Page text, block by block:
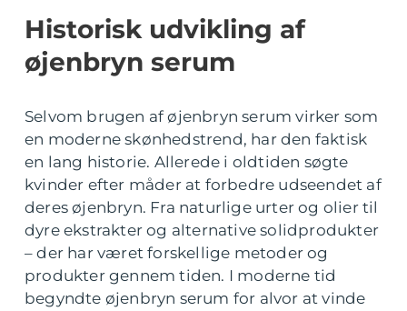
Historisk udvikling af
øjenbryn serum
Selvom brugen af øjenbryn serum virker som
en moderne skønhedstrend, har den faktisk
en lang historie. Allerede i oldtiden søgte
kvinder efter måder at forbedre udseendet af
deres øjenbryn. Fra naturlige urter og olier til
dyre ekstrakter og alternative solidprodukter
– der har været forskellige metoder og
produkter gennem tiden. I moderne tid
begyndte øjenbryn serum for alvor at vinde